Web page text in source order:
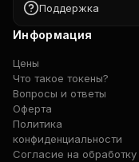
Поддержка
Информация
Цены
Что такое токены?
Вопросы и ответы
Оферта
Политика
конфиденциальности
Согласие на обработку